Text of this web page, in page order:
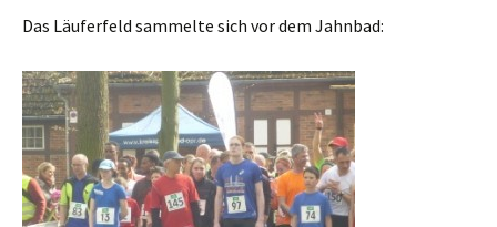
Das Läuferfeld sammelte sich vor dem Jahnbad: